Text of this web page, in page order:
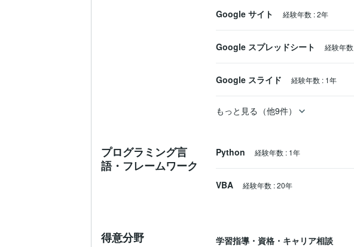
Google サイト 経験年数 :2年
Google スプレッドシート 経験年数
Google スライド 経験年数 : 1年
もっと見る（他9件）
プログラミング言
語・フレームワーク
Python 経験年数 : 1年
VBA 経験年数 :20年
得意分野 学習指導・資格・キャリア相談